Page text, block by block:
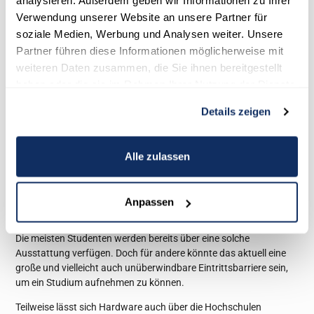
Verwendung unserer Website an unsere Partner für
soziale Medien, Werbung und Analysen weiter. Unsere
Partner führen diese Informationen möglicherweise mit
weiteren Daten zusammen, die Sie ihnen bereitgestellt
Details zeigen
Alle zulassen
Anpassen
Hat Corona Auswirkungen auf die
Chancengleichheit?
Digitales Studieren setzt technisches Equipment bei den
Studenten und Studentinnen voraus. Vor der Pandemie konnte
Online-Vorlesungen teilnehmen können, ist folgende Ausstattung
Hardware (Laptop, PC oder Tablet)
Eine stabile Internetverbindung
den Vorlesungen teilnehmen zu können
Die meisten Studenten werden bereits über eine solche
Ausstattung verfügen. Doch für andere könnte das aktuell eine
große und vielleicht auch unüberwindbare Eintrittsbarriere sein,
um ein Studium aufnehmen zu können.
Teilweise lässt sich Hardware auch über die Hochschulen